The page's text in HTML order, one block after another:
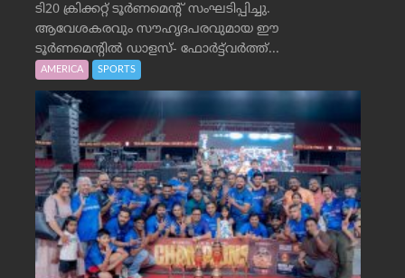
ടി20 ക്രിക്കറ്റ് ടൂർണമെന്റ് സംഘടിപ്പിച്ചു.
ആവേശകരവും സൗഹൃദപരവുമായ ഈ
ടൂർണമെന്റിൽ ഡാളസ്- ഫോർട്ട്‌വര്‍ത്ത്...
AMERICA SPORTS